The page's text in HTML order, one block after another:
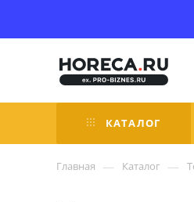
КАТАЛОГ
Главная — Каталог —